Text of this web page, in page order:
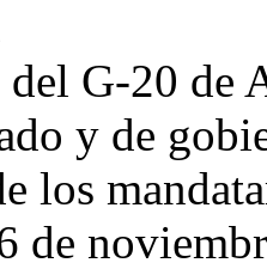
G-20 de
y de
los
de